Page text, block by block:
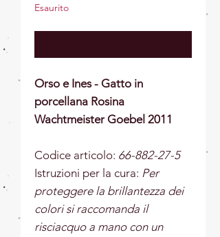
Esaurito
Orso e Ines - Gatto in
porcellana Rosina
Wachtmeister Goebel 2011
Codice articolo: 66-882-27-5
Istruzioni per la cura: Per
proteggere la brillantezza dei
colori si raccomanda il
risciacquo a mano con un